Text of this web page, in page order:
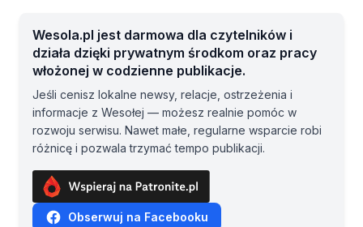
Wesola.pl jest darmowa dla czytelników i
działa dzięki prywatnym środkom oraz pracy
włożonej w codzienne publikacje.
Jeśli cenisz lokalne newsy, relacje, ostrzeżenia i
informacje z Wesołej — możesz realnie pomóc w
rozwoju serwisu. Nawet małe, regularne wsparcie robi
różnicę i pozwala trzymać tempo publikacji.
Obserwuj na Facebooku